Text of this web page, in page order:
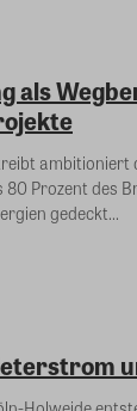
als
ambitioniert
80 Prozent des
gedeckt...